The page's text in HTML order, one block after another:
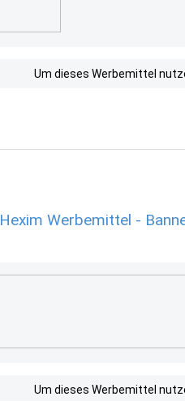
Um dieses Werbemittel
Hexim Werbemittel -
Um dieses Werbemittel